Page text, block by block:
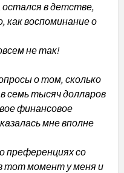
в детстве,
воспоминание о
не так!
о том, сколько
семь тысяч долларов
финансовое
мне вполне
преференциях со
тот момент у меня и